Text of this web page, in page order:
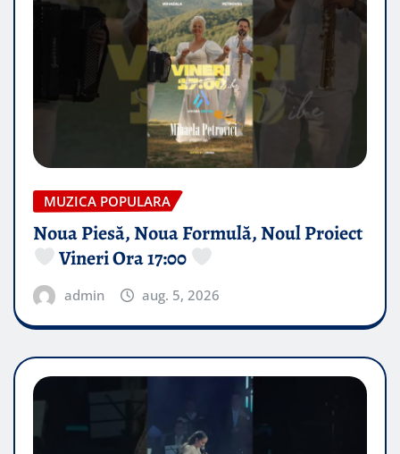
MUZICA POPULARA
Noua Piesă, Noua Formulă, Noul Proiect
Vineri Ora 17:00
admin aug. 5, 2026